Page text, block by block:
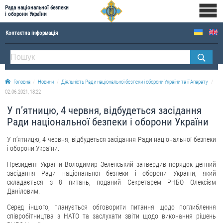
Рада національної безпеки
і оборони України
Контактна інформація
ПРО РНБОУ
Склад Ради національної безпеки і оборони України
Апарат Ради національної безпеки і оборони України
Історична довідка про діяльність Ради національної безпеки і оборони України
Новини
Drone Deals
Фотогалерея
Відеогалерея
Головна Новини
Діяльність Ради національної безпеки і оборони України та її Апарату
02.06.2021, 18:22
У п’ятницю, 4 червня, відбудеться засідання
Ради національної безпеки і оборони України
У п’ятницю, 4 червня, відбудеться засідання Ради національної безпеки
і оборони України.
Президент України Володимир Зеленський затвердив порядок денний
засідання Ради національної безпеки і оборони України, який
складається з 8 питань, поданий Секретарем РНБО Олексієм
Даніловим.
Серед іншого, планується обговорити питання щодо поглиблення
співробітництва з НАТО та заслухати звіти щодо виконання рішень